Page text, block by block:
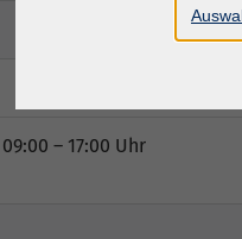
09:00 – 17:00 Uhr